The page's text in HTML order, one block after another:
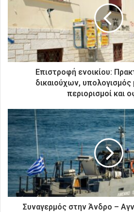
λ
ε
κ
τ
κ
ή
σ
ς
δ
ι
ε
ύ
Επιστροφή ενοικίου:
δικαιούχων,
περιορισμοί και
Συναγερμός στην Άνδρο –